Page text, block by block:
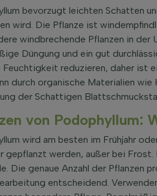
bevorzugt leichten Schatten
wird. Die Pflanze ist
windbrechende Pflanzen in der
Düngung und ein gut
Feuchtigkeit reduzieren, daher ist
durch organische Materialien
der Schattigen
von Podophyllum:
wird am besten im Frühjahr
gepflanzt werden, außer bei
Die genaue Anzahl der
entscheidend.